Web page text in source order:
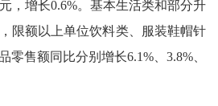
，增长0.6%。基本生活类和部分升
限额以上单位饮料类、服装鞋帽针
零售额同比分别增长6.1%、3.8%、